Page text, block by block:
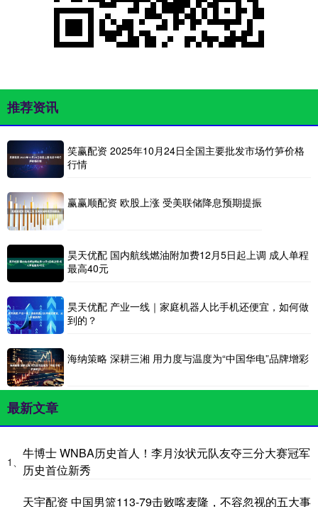
推荐资讯
笑赢配资 2025年10月24日全国主要批发市场竹笋价格
行情
赢赢顺配资 欧股上涨 受美联储降息预期提振
昊天优配 国内航线燃油附加费12月5日起上调 成人单程
最高40元
昊天优配 产业一线｜家庭机器人比手机还便宜，如何做
到的？
海纳策略 深耕三湘 用力度与温度为“中国华电”品牌增彩
最新文章
1、
牛博士 WNBA历史首人！李月汝状元队友夺三分大赛冠军
历史首位新秀
天宇配资 中国男篮113-79击败喀麦隆，不容忽视的五大事